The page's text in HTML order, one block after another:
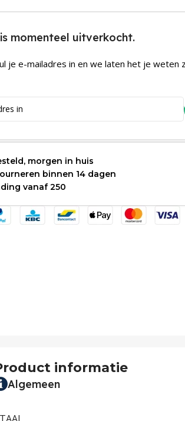
momenteel uitverkocht.
je e-mailadres in en we laten het je weten
morgen in huis
binnen 14 dagen
vanaf 250
informatie
Algemeen